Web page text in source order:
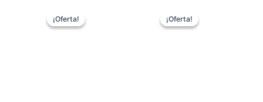
¡Oferta!
¡Oferta!
precio
original
¡Oferta!
¡Oferta!
precio
original